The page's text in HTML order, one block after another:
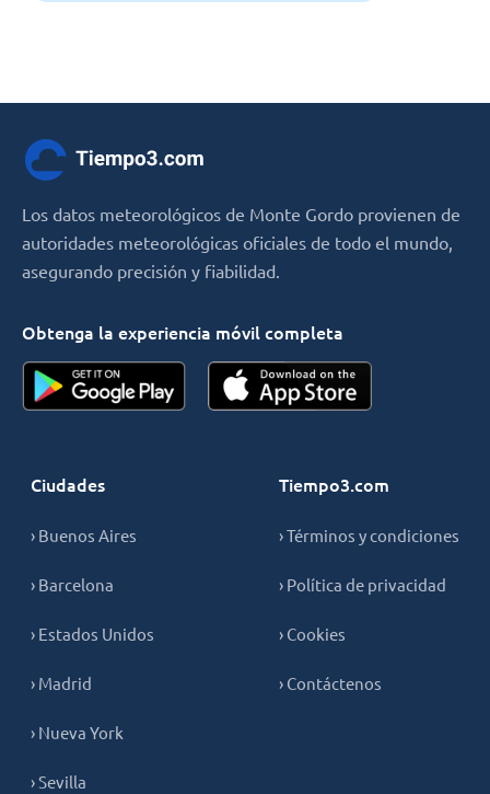
Los datos meteorológicos de Monte Gordo provienen de
autoridades meteorológicas oficiales de todo el mundo,
asegurando precisión y fiabilidad.
Obtenga la experiencia móvil completa
Ciudades
› Buenos Aires
› Barcelona
› Estados Unidos
› Madrid
› Nueva York
› Sevilla
Tiempo3.com
› Términos y condiciones
› Política de privacidad
› Cookies
› Contáctenos